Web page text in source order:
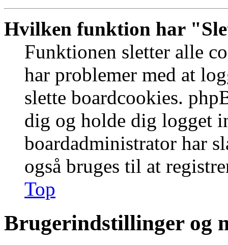
Hvilken funktion har
Funktionen sletter alle
har problemer med at
slette boardcookies.
dig og holde dig logget
boardadministrator har
også bruges til at
Top
Brugerindstillinger og